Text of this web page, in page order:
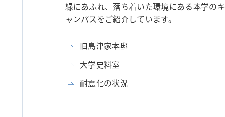
緑にあふれ、落ち着いた環境にある本学のキ
ャンパスをご紹介しています。
旧島津家本邸
大学史料室
耐震化の状況